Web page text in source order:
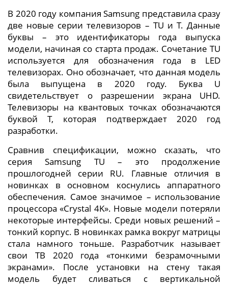
В 2020 году компания Samsung представила сразу
две новые серии телевизоров – TU и T. Данные
буквы – это идентификаторы года выпуска
модели, начиная со старта продаж. Сочетание TU
используется для обозначения года в LED
телевизорах. Оно обозначает, что данная модель
была выпущена в 2020 году. Буква U
свидетельствует о разрешении экрана UHD.
Телевизоры на квантовых точках обозначаются
буквой Т, которая подтверждает 2020 год
разработки.
Сравнив спецификации, можно сказать, что
серия Samsung TU – это продолжение
прошлогодней серии RU. Главные отличия в
новинках в основном коснулись аппаратного
обеспечения. Самое значимое – использование
процессора «Crystal 4K». Новые модели потеряли
некоторые интерфейсы. Среди новых решений –
тонкий корпус. В новинках рамка вокруг матрицы
стала намного тоньше. Разработчик называет
свои ТВ 2020 года «тонкими безрамочными
экранами». После установки на стену такая
модель будет сливаться с вертикальной